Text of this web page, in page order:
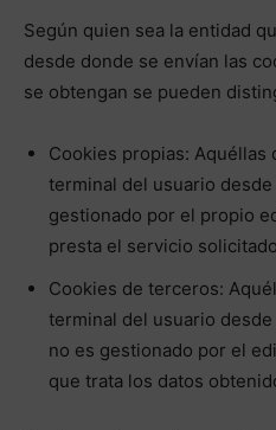
Según quien sea la entidad
desde donde se envían las
se obtengan se pueden
Cookies propias: Aquéllas
terminal del usuario
gestionado por el propio
presta el servicio
Cookies de terceros:
terminal del usuario
no es gestionado por el
que trata los datos